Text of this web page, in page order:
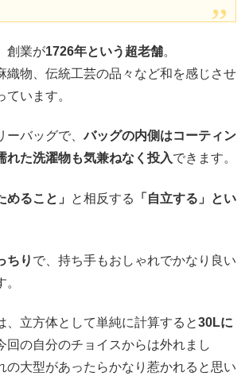
創業が1726年という超老舗。
織物、伝統工芸の品々など和を感じさせ
ています。
ーバッグで、バッグの内側はコーティン
れた洗濯物も気兼ねなく投入できます。
めること」 と相反する
「自立する」とい
ちり で、持ち手もおしゃれでかなり良い
、立方体として単純に計算すると30Lに
回の自分のチョイスからは外れまし
大型があったらかなり惹かれると思い